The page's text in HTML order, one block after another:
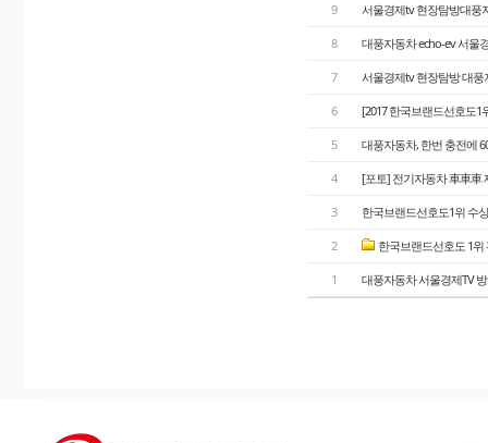
9 서울경제tv 현장탐방대풍
8 대풍자동차 echo-ev 서울
7 서울경제tv 현장탐방 대풍
6 [2017 한국브랜드선호도1
5 대풍자동차, 한번 충전에
4 [포토] 전기자동차 車車車
3 한국브랜드선호도1위 수
2 한국브랜드선호도 1위
1 대풍자동차 서울경제TV